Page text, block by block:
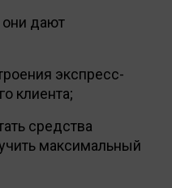
дают
экспресс-
клиента;
средства
максимальный